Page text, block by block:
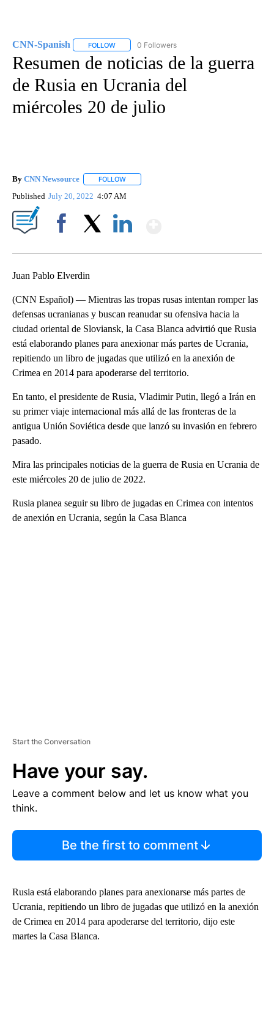
CNN-Spanish FOLLOW FOLLOW "CNN-SPANISH" TO RECEIVE
0 Followers
Resumen de noticias de la guerra
de Rusia en Ucrania del
miércoles 20 de julio
By CNN Newsource FOLLOW
Published July 20, 2022 4:07 AM
Juan Pablo Elverdin
(CNN Español) — Mientras las tropas rusas intentan romper las
defensas ucranianas y buscan reanudar su ofensiva hacia la
ciudad oriental de Sloviansk, la Casa Blanca advirtió que Rusia
está elaborando planes para anexionar más partes de Ucrania,
repitiendo un libro de jugadas que utilizó en la anexión de
Crimea en 2014 para apoderarse del territorio.
En tanto, el presidente de Rusia, Vladimir Putin, llegó a Irán en
su primer viaje internacional más allá de las fronteras de la
antigua Unión Soviética desde que lanzó su invasión en febrero
pasado.
Mira las principales noticias de la guerra de Rusia en Ucrania de
este miércoles 20 de julio de 2022.
Rusia planea seguir su libro de jugadas en Crimea con intentos
de anexión en Ucrania, según la Casa Blanca
Start the Conversation
Have your say.
Leave a comment below and let us know what you
think.
Be the first to comment
Rusia está elaborando planes para anexionarse más partes de
Ucrania, repitiendo un libro de jugadas que utilizó en la anexión
de Crimea en 2014 para apoderarse del territorio, dijo este
martes la Casa Blanca.